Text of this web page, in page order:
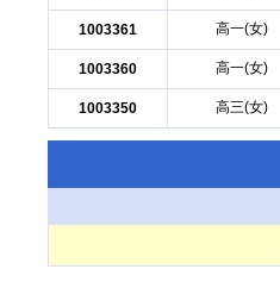
1003361 高一(女)
1003360 高一(女)
1003350 高三(女)